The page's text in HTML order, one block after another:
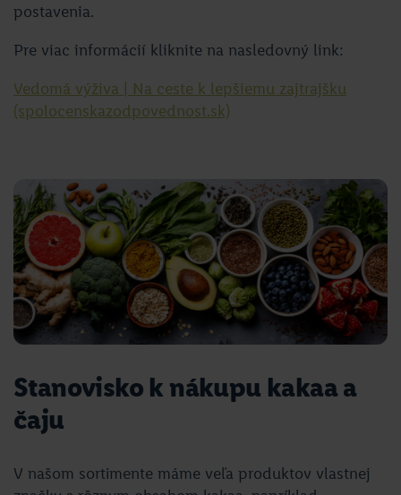
postavenia.
Pre viac informácií kliknite na nasledovný link:
Vedomá výživa | Na ceste k lepšiemu zajtrajšku
(spolocenskazodpovednost.sk)
Stanovisko k nákupu kakaa a
čaju
V našom sortimente máme veľa produktov vlastnej